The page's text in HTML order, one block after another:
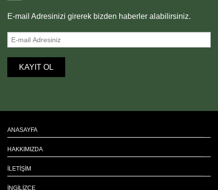
E-mail Adresinizi girerek bizden haberler alabilirsiniz.
ANASAYFA
HAKKIMIZDA
İLETIŞIM
İNGILIZCE